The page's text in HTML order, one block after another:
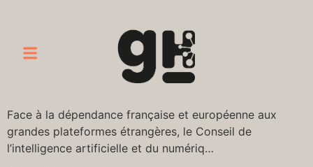
Face à la dépendance française et européenne aux
grandes plateformes étrangères, le Conseil de
l’intelligence artificielle et du numériq…